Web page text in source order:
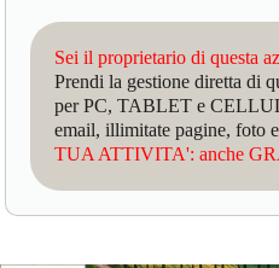
Sei il proprietario di questa
Prendi la gestione diretta di
per PC, TABLET e
email, illimitate pagine, foto
TUA ATTIVITA': anche